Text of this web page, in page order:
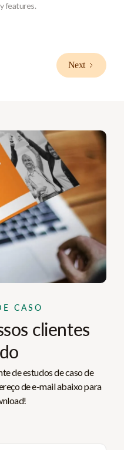
features.
Next
CASO
clientes
de estudos de caso de
de e-mail abaixo para